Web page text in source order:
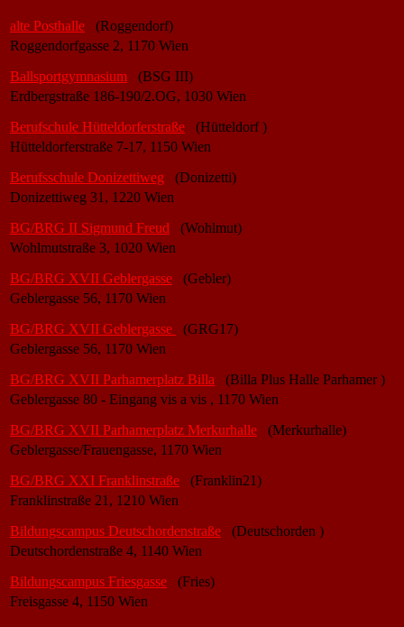
alte Posthalle
(Roggendorf)
Roggendorfgasse 2, 1170 Wien
Ballsportgymnasium
(BSG III)
Erdbergstraße 186-190/2.OG, 1030 Wien
Berufschule Hütteldorferstraße
(Hütteldorf )
Hütteldorferstraße 7-17, 1150 Wien
Berufsschule Donizettiweg
(Donizetti)
Donizettiweg 31, 1220 Wien
BG/BRG II Sigmund Freud
(Wohlmut)
Wohlmutstraße 3, 1020 Wien
BG/BRG XVII Geblergasse
(Gebler)
Geblergasse 56, 1170 Wien
BG/BRG XVII Geblergasse
(GRG17)
Geblergasse 56, 1170 Wien
BG/BRG XVII Parhamerplatz Billa
(Billa Plus Halle Parhamer )
Geblergasse 80 - Eingang vis a vis , 1170 Wien
BG/BRG XVII Parhamerplatz Merkurhalle
(Merkurhalle)
Geblergasse/Frauengasse, 1170 Wien
BG/BRG XXI Franklinstraße
(Franklin21)
Franklinstraße 21, 1210 Wien
Bildungscampus Deutschordenstraße
(Deutschorden )
Deutschordenstraße 4, 1140 Wien
Bildungscampus Friesgasse
(Fries)
Freisgasse 4, 1150 Wien